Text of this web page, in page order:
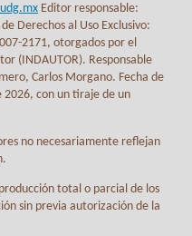
Editor responsable:
Derechos al Uso Exclusivo:
2171, otorgados por el
(INDAUTOR). Responsable
Carlos Morgano. Fecha de
con un tiraje de un
no necesariamente reflejan
total o parcial de los
sin previa autorización de la